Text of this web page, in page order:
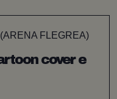
FLEGREA)
cover e